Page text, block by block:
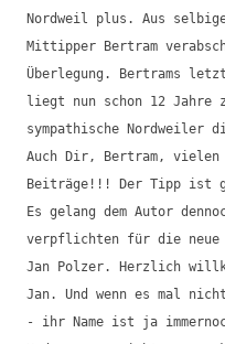
Nordweil plus. Aus
Mittipper Bertram
Überlegung. Bertrams
liegt nun schon 12 Jahre
sympathische
Auch Dir, Bertram,
Beiträge!!! Der Tipp ist
Es gelang dem Autor
verpflichten für die neue
Jan Polzer. Herzlich
Jan. Und wenn es mal
- ihr Name ist ja